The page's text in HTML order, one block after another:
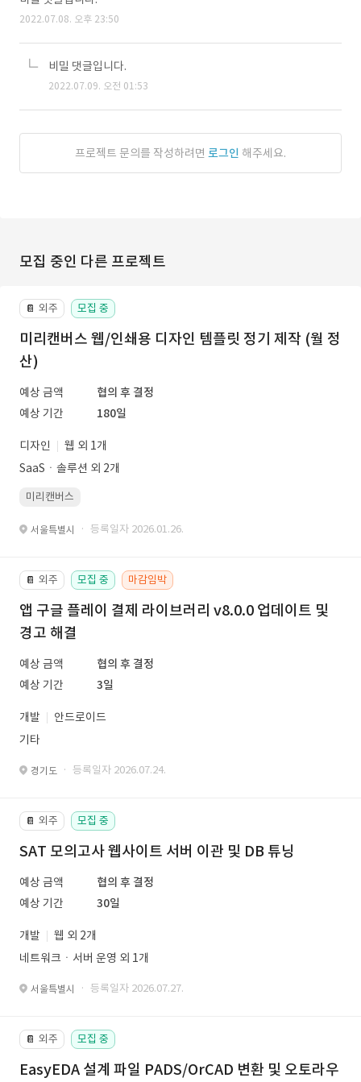
2022.07.08. 오후 23:50
비밀 댓글입니다.
2022.07.09. 오전 01:53
프로젝트 문의를 작성하려면 로그인 해주세요.
모집 중인 다른 프로젝트
📔 외주 모집 중
미리캔버스 웹/인쇄용 디자인 템플릿 정기 제작 (월 정
산)
예상 금액
협의 후 결정
예상 기간
180일
디자인
웹 외 1개
SaaSㆍ솔루션 외 2개
미리캔버스
서울특별시 · 등록일자 2026.01.26.
📔 외주 모집 중 마감임박
앱 구글 플레이 결제 라이브러리 v8.0.0 업데이트 및
경고 해결
예상 금액
협의 후 결정
예상 기간
3일
개발
안드로이드
기타
경기도 · 등록일자 2026.07.24.
📔 외주 모집 중
SAT 모의고사 웹사이트 서버 이관 및 DB 튜닝
예상 금액
협의 후 결정
예상 기간
30일
개발
웹 외 2개
네트워크ㆍ서버 운영 외 1개
서울특별시 · 등록일자 2026.07.27.
📔 외주 모집 중
EasyEDA 설계 파일 PADS/OrCAD 변환 및 오토라우